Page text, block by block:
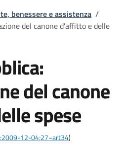
benessere e assistenza /
del canone d'affitto e delle
del canone
spese
12-04;27~art34)